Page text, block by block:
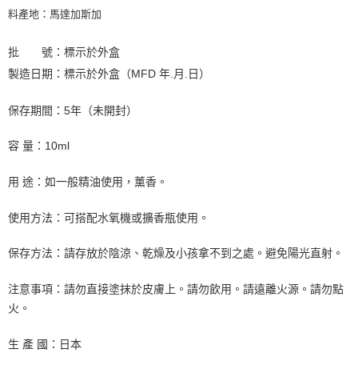
料產地：馬達加斯加
批 號：標示於外盒
製造日期：標示於外盒（MFD 年.月.日）
保存期間：5年（未開封）
容 量：10ml
用 途：如一般精油使用，薰香。
使用方法：可搭配水氧機或擴香瓶使用。
保存方法：請存放於陰涼、乾燥及小孩拿不到之處。避免陽光直射。
注意事項：請勿直接塗抹於皮膚上。請勿飲用。請遠離火源。請勿點
火。
生 產 國：日本